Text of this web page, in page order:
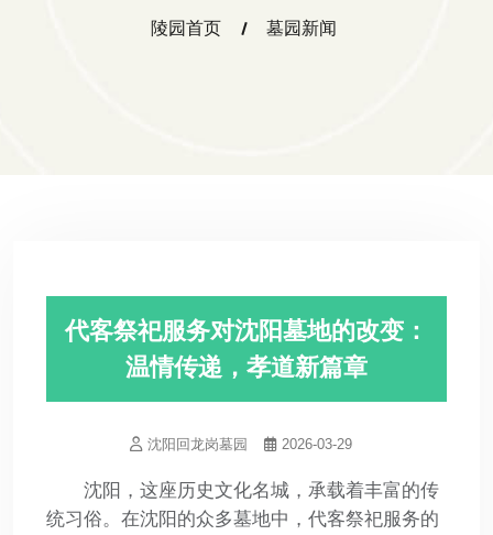
陵园首页 墓园新闻
代客祭祀服务对沈阳墓地的改变：
温情传递，孝道新篇章
沈阳回龙岗墓园 2026-03-29
沈阳，这座历史文化名城，承载着丰富的传
统习俗。在沈阳的众多墓地中，代客祭祀服务的